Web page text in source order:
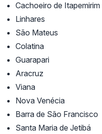
Cachoeiro de Itapemirim
Linhares
São Mateus
Colatina
Guarapari
Aracruz
Viana
Nova Venécia
Barra de São Francisco
Santa Maria de Jetibá